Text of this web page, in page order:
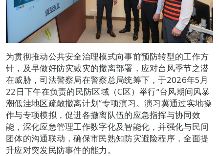
为贯彻推动公共安全治理模式向事前预防转型的工作方
针，及早做好防灾减灾的撤离部署，应对台风季节之潜
在威胁，司法警察局在警察总局统筹下，于2026年5月
22日下午在负责的民防区域（C区）举行“台风期间风暴
潮低洼地区疏散撤离计划”专项演习。演习冀通过实地操
作与专项模拟，促进各撤离队伍的应急指挥与协同效
能，深化应急管理工作数字化及智能化，并强化与民间
团体的沟通联动，确保市民熟知防灾避险程序，全面提
升应对突发民防事件的能力。